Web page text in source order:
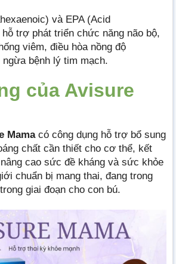
và EPA (Acid
trợ phát triển chức năng não bộ,
viêm, điều hòa nồng độ
bệnh lý tim mạch.
của Avisure
Mamacó công dụng hỗ trợ bổ sung
chất cần thiết cho cơ thể, kết
cao sức đề kháng và sức khỏe
chuẩn bị mang thai, đang trong
giai đoạn cho con bú.